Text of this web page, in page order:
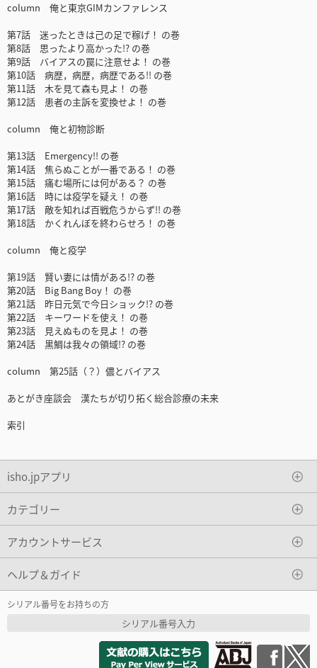
column 俺と東京GIMカンファレンス
第7話 迷ったときは己の足で稼げ！ の巻
第8話 思ったより高かった!? の巻
第9話 バイアスの罠に注意せよ！ の巻
第10話 病歴，病歴，病歴である!! の巻
第11話 木を見て森も見よ！ の巻
第12話 患者の主訴を変換せよ！ の巻
column 俺と初物診断
第13話 Emergency!! の巻
第14話 焦らぬことが一番である！ の巻
第15話 痛む場所には何がある？ の巻
第16話 時には疫学を疑え！ の巻
第17話 敵を知れば百戦危うからず!! の巻
第18話 かくれんぼを終わらせろ！ の巻
column 俺と疫学
第19話 賢い妻には情がある!? の巻
第20話 Big Bang Boy！ の巻
第21話 昨日元気で今日ショック!? の巻
第22話 キーワードを使え！ の巻
第23話 見えぬものを見よ！ の巻
第24話 黒鯛は我々の領域!? の巻
column 第25話（？）儂とバイアス
あとがき座談会 漢たちが切り拓く総合診療の未来
索引
isho.jpアプリ
カテゴリー
アカウントサービス
ヘルプ＆ガイド
シリアル番号をお持ちの方
シリアル番号入力